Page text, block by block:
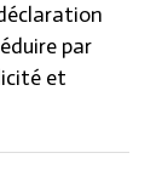
par
et